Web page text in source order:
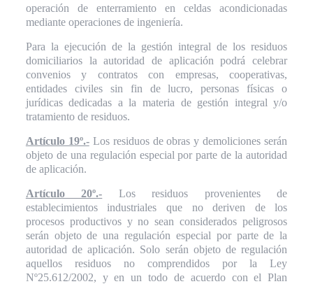
operación de enterramiento en celdas acondicionadas
mediante operaciones de ingeniería.
Para la ejecución de la gestión integral de los residuos
domiciliarios la autoridad de aplicación podrá celebrar
convenios y contratos con empresas, cooperativas,
entidades civiles sin fin de lucro, personas físicas o
jurídicas dedicadas a la materia de gestión integral y/o
tratamiento de residuos.
Artículo 19º.-Los residuos de obras y demoliciones serán
objeto de una regulación especial por parte de la autoridad
de aplicación.
Artículo 20º.- Los residuos provenientes de
establecimientos industriales que no deriven de los
procesos productivos y no sean considerados peligrosos
serán objeto de una regulación especial por parte de la
autoridad de aplicación. Solo serán objeto de regulación
aquellos residuos no comprendidos por la Ley
Nº25.612/2002, y en un todo de acuerdo con el Plan